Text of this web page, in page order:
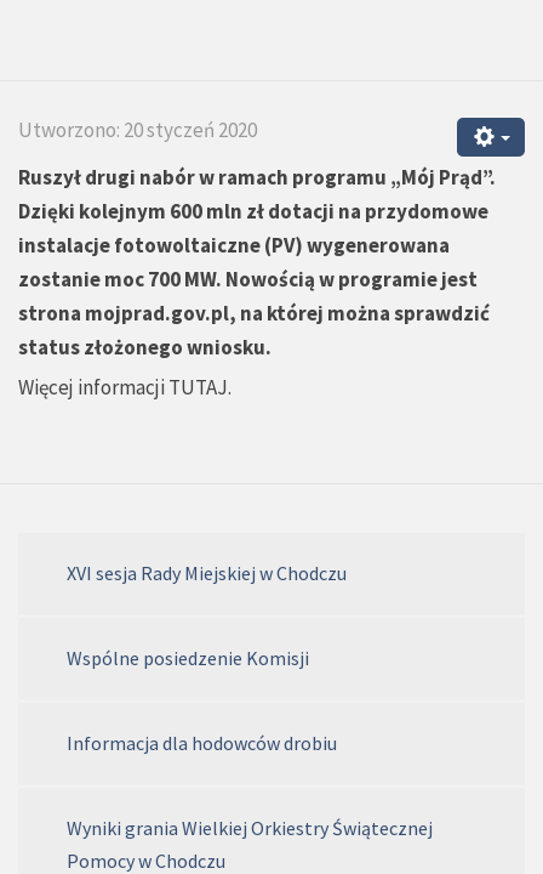
Utworzono: 20 styczeń 2020
Ruszył drugi nabór w ramach programu „Mój Prąd”.
Dzięki kolejnym 600 mln zł dotacji na przydomowe
instalacje fotowoltaiczne (PV) wygenerowana
zostanie moc 700 MW. Nowością w programie jest
strona mojprad.gov.pl, na której można sprawdzić
status złożonego wniosku.
Więcej informacji TUTAJ.
XVI sesja Rady Miejskiej w Chodczu
Wspólne posiedzenie Komisji
Informacja dla hodowców drobiu
Wyniki grania Wielkiej Orkiestry Świątecznej
Pomocy w Chodczu